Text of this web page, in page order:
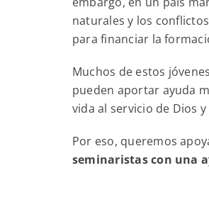
naturales y los
para financiar la
Muchos de estos
pueden aportar ayuda
vida al servicio de Dios y
Por eso, queremos
seminaristas con una